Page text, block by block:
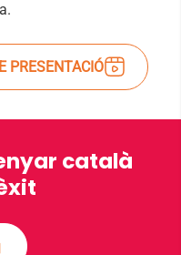
PRESENTACIÓ
català